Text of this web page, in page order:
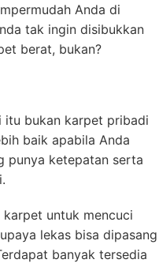
Anda di
tak ingin disibukkan
berat, bukan?
itu bukan karpet pribadi
baik apabila Anda
punya ketepatan serta
karpet untuk mencuci
lekas bisa dipasang
banyak tersedia